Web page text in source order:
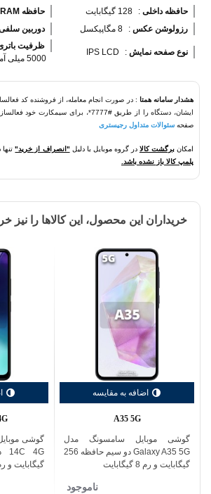
حافظه داخلی : 128 گیگابایت حافظه RAM
رزولوشن عکس : 8 مگاپیکسل دوربین
نوع صفحه نمایش :
IPS LCD
ظرفیت
5000 میلی آمپر ساعت
هشدار سامانه همتا : در صورت انجام معامله، از فروشنده کد
ایشان، دستگاه را از طریق #7777*، برای
صفحه سئوالات متداول رجیستری
امکانبرگشت کالا در گروه موبایل با دلیل "انصراف از خرید"
پلمپ کالا باز نشده باشد.
خریداران این محصول، این کالاها را نیز
اضافه به مقایسه
A35 5G
گوشی موبایل سامسونگ مدل
Galaxy A35 5G دو سیم حافظه 256
گیگابایت و رم 8 گیگابایت
ناموجود
گیگابایت و رم 8